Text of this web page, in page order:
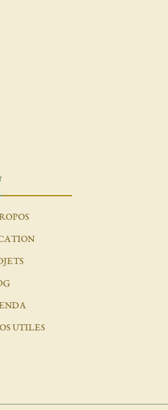
UTILES